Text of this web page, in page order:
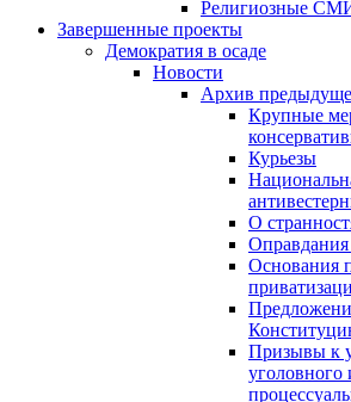
Религиозные
Завершенные проекты
Демократия в осаде
Новости
Архив
Крупные
Курьезы
О
Основания
Призывы к
уголовного